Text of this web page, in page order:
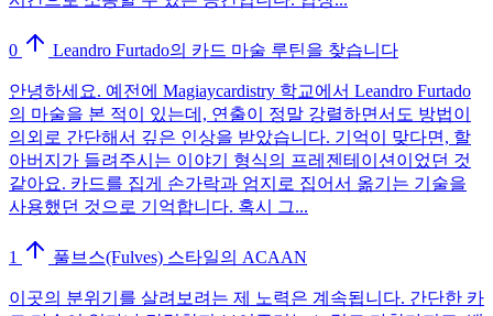
0 Leandro Furtado의 카드 마술 루틴을 찾습니다
안녕하세요. 예전에 Magiaycardistry 학교에서 Leandro Furtado
의 마술을 본 적이 있는데, 연출이 정말 강렬하면서도 방법이
의외로 간단해서 깊은 인상을 받았습니다. 기억이 맞다면, 할
아버지가 들려주시는 이야기 형식의 프레젠테이션이었던 것
같아요. 카드를 집게 손가락과 엄지로 집어서 옮기는 기술을
사용했던 것으로 기억합니다. 혹시 그...
1 풀브스(Fulves) 스타일의 ACAAN
이곳의 분위기를 살려보려는 제 노력은 계속됩니다. 간단한 카